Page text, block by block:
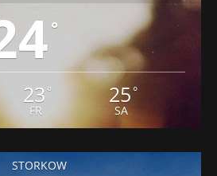
°
23 °
FR
25 °
SA
STORKOW